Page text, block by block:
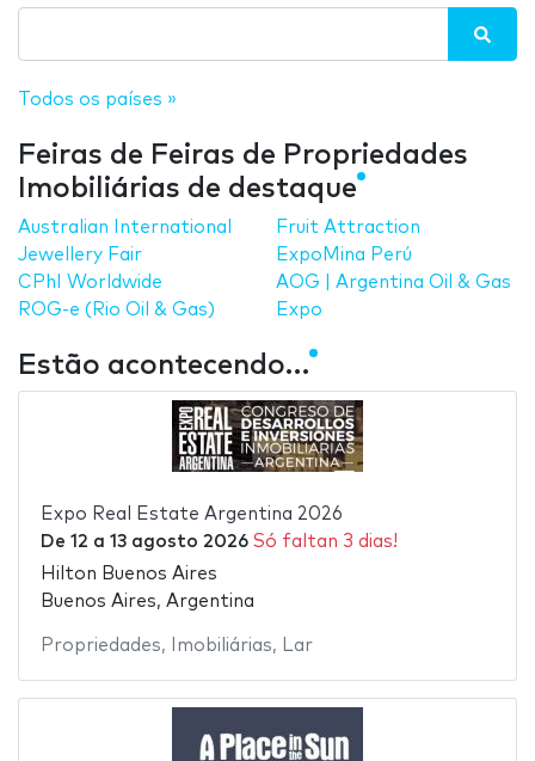
Todos os países »
Feiras de Feiras de Propriedades
Imobiliárias de destaque
Australian International
Jewellery Fair
CPhI Worldwide
ROG-e (Rio Oil & Gas)
Fruit Attraction
ExpoMina Perú
AOG | Argentina Oil & Gas
Expo
Estão acontecendo…
Expo Real Estate Argentina 2026
De 12 a 13 agosto 2026 Só faltan 3 dias!
Hilton Buenos Aires
Buenos Aires, Argentina
Propriedades, Imobiliárias, Lar